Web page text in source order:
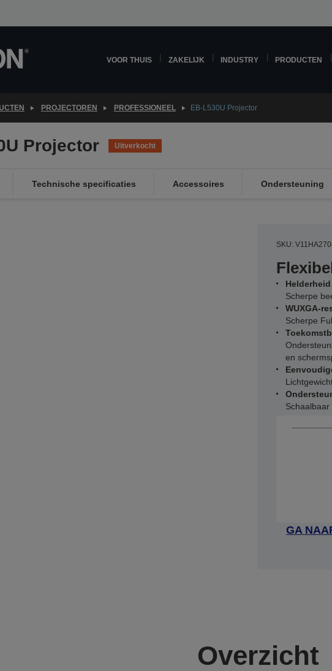
VOOR THUIS ZAKELIJK INDUSTRY PRODUCTEN
PROJECTOREN PROFESSIONEEL EB-L530U Projector
Projector Uitverkocht
Technische specificaties Accessoires Ondersteuning
SKU:
Scherpe
WUXGA-
Scherpe
en
GA
Overzicht